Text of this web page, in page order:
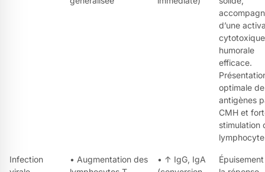
d’une
humorale
efficace.
optimale
antigènes
CMH et
stimulation
Infection
• Augmentation des
• ↑ IgG, IgA